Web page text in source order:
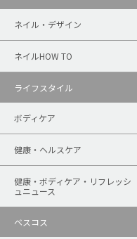
ネイル・デザイン
ネイルHOW TO
ライフスタイル
ボディケア
健康・ヘルスケア
健康・ボディケア・リフレッシ
ュニュース
ベスコス